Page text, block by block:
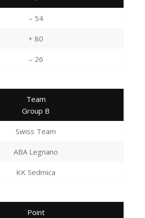
– 54
+ 80
– 26
Team
Group B
Swiss Team
ABA Legnano
KK Sedmica
Point